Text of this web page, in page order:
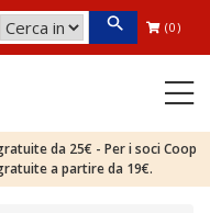
(0)
da 25€ - Per i soci Coop
a partire da 19€.